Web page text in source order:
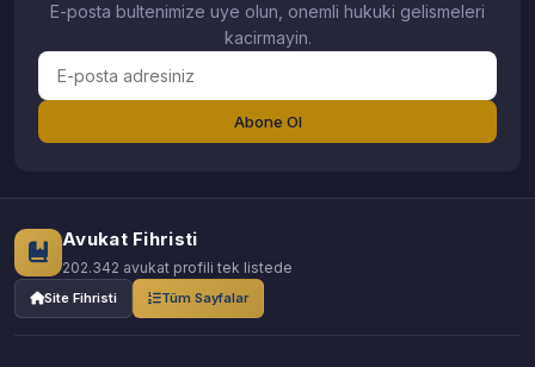
E-posta bultenimize uye olun, onemli hukuki gelismeleri
kacirmayin.
Abone Ol
Avukat Fihristi
202.342 avukat profili tek listede
Site Fihristi Tüm Sayfalar